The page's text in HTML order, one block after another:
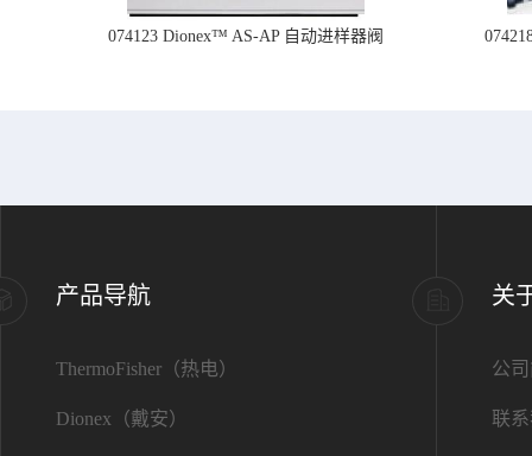
074123 Dionex™ AS-AP 自动进样器阀
产品导航
ThermoFisher（热电）
Dionex（戴安）
关
公
联